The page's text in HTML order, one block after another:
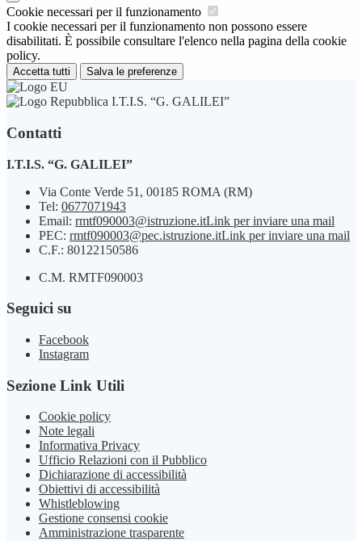
Cookie necessari per il funzionamento
I cookie necessari per il funzionamento non possono essere
disabilitati. È possibile consultare l'elenco nella pagina della cookie
policy.
Accetta tutti Salva le preferenze
I.T.I.S. “G. GALILEI”
Contatti
I.T.I.S. “G. GALILEI”
Via Conte Verde 51, 00185 ROMA (RM)
Tel: 0677071943
Email: rmtf090003@istruzione.itLink per inviare una mail
PEC: rmtf090003@pec.istruzione.itLink per inviare una mail
C.F.: 80122150586
C.M. RMTF090003
Seguici su
Facebook
Instagram
Sezione Link Utili
Cookie policy
Note legali
Informativa Privacy
Ufficio Relazioni con il Pubblico
Dichiarazione di accessibilità
Obiettivi di accessibilità
Whistleblowing
Gestione consensi cookie
Amministrazione trasparente